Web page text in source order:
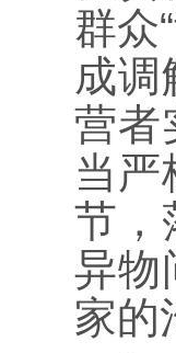
群众
成调
营者
当严
节，
异物
家的